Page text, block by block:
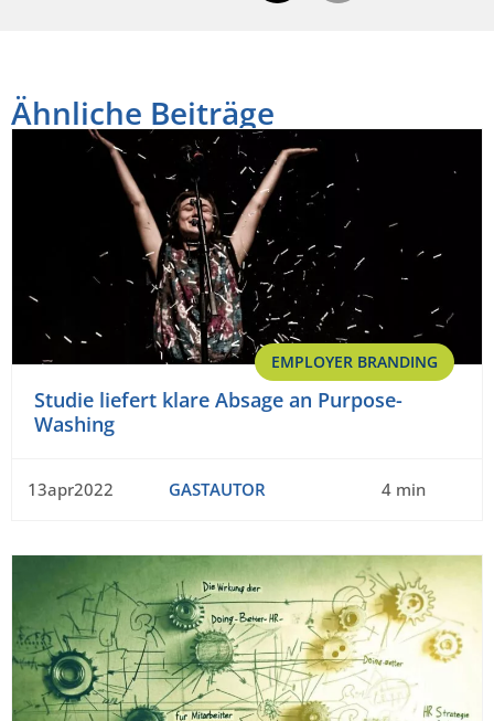
Ähnliche Beiträge
EMPLOYER BRANDING
Studie liefert klare Absage an Purpose-
Washing
13apr2022 GASTAUTOR 4 min